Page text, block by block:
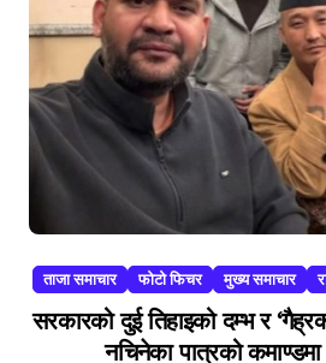
ताजा समाचार फोटो फिचर मुख्य समाचार
सरकारको दुई तिहाइको दम्भ र
नचिनेका पात्रको